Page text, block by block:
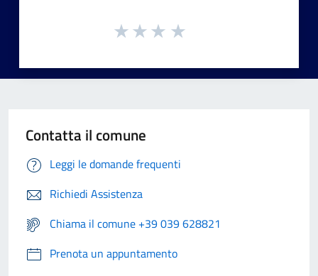
Contatta il comune
Leggi le domande frequenti
Richiedi Assistenza
Chiama il comune +39 039 628821
Prenota un appuntamento